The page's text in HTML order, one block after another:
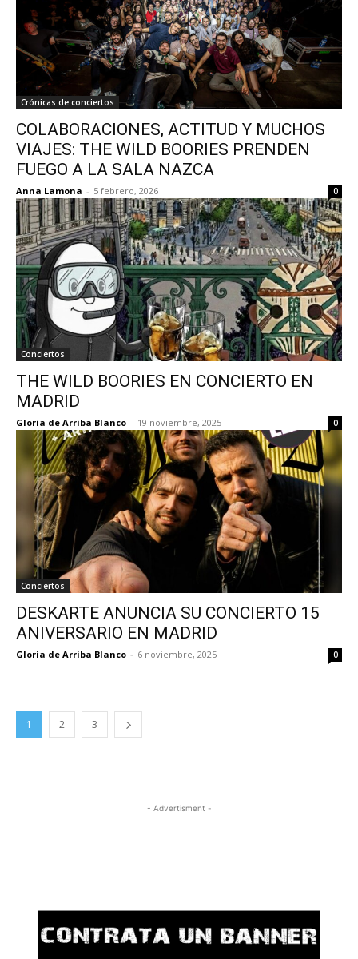
Crónicas de conciertos
COLABORACIONES, ACTITUD Y MUCHOS
VIAJES: THE WILD BOORIES PRENDEN
FUEGO A LA SALA NAZCA
Anna Lamona - 5 febrero, 2026 0
Conciertos
THE WILD BOORIES EN CONCIERTO EN
MADRID
Gloria de Arriba Blanco - 19 noviembre, 2025 0
Conciertos
DESKARTE ANUNCIA SU CONCIERTO 15
ANIVERSARIO EN MADRID
Gloria de Arriba Blanco - 6 noviembre, 2025 0
1 2 3
- Advertisment -